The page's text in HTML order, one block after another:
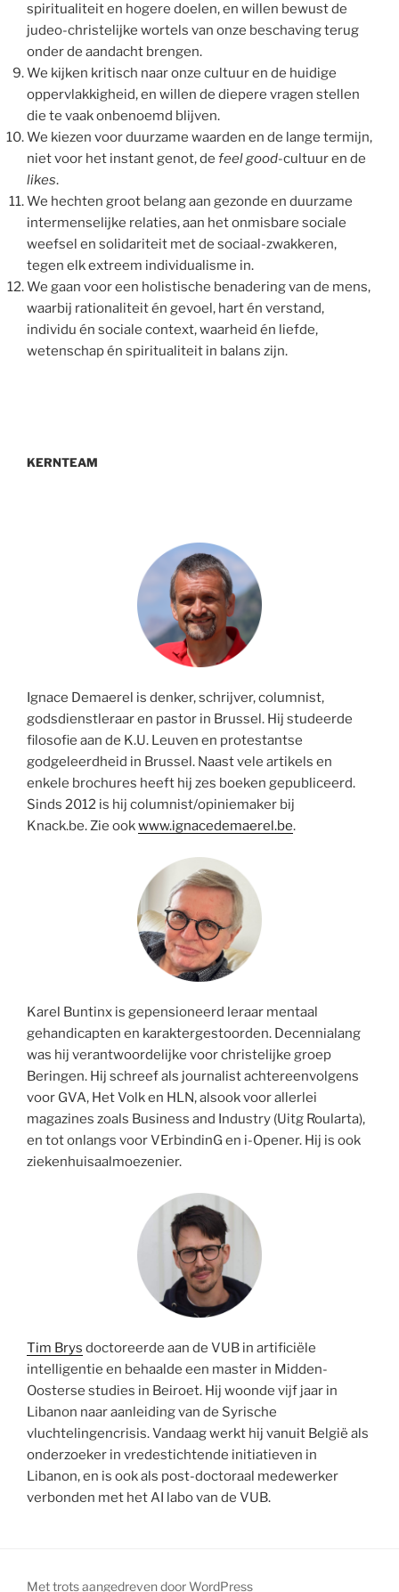
spiritualiteit en hogere doelen, en willen bewust de
judeo-christelijke wortels van onze beschaving terug
onder de aandacht brengen.
We kijken kritisch naar onze cultuur en de huidige
oppervlakkigheid, en willen de diepere vragen stellen
die te vaak onbenoemd blijven.
We kiezen voor duurzame waarden en de lange termijn,
niet voor het instant genot, de feel good-cultuur en de
likes.
We hechten groot belang aan gezonde en duurzame
intermenselijke relaties, aan het onmisbare sociale
weefsel en solidariteit met de sociaal-zwakkeren,
tegen elk extreem individualisme in.
We gaan voor een holistische benadering van de mens,
waarbij rationaliteit én gevoel, hart én verstand,
individu én sociale context, waarheid én liefde,
wetenschap én spiritualiteit in balans zijn.
KERNTEAM
Ignace Demaerel is denker, schrijver, columnist,
godsdienstleraar en pastor in Brussel. Hij studeerde
filosofie aan de K.U. Leuven en protestantse
godgeleerdheid in Brussel. Naast vele artikels en
enkele brochures heeft hij zes boeken gepubliceerd.
Sinds 2012 is hij columnist/opiniemaker bij
Knack.be. Zie ookwww.ignacedemaerel.be.
Karel Buntinx is gepensioneerd leraar mentaal
gehandicapten en karaktergestoorden. Decennialang
was hij verantwoordelijke voor christelijke groep
Beringen. Hij schreef als journalist achtereenvolgens
voor GVA, Het Volk en HLN, alsook voor allerlei
magazines zoals Business and Industry (Uitg Roularta),
en tot onlangs voor VErbindinG en i-Opener. Hij is ook
ziekenhuisaalmoezenier.
Tim Brys doctoreerde aan de VUB in artificiële
intelligentie en behaalde een master in Midden-
Oosterse studies in Beiroet. Hij woonde vijf jaar in
Libanon naar aanleiding van de Syrische
vluchtelingencrisis. Vandaag werkt hij vanuit België als
onderzoeker in vredestichtende initiatieven in
Libanon, en is ook als post-doctoraal medewerker
verbonden met het AI labo van de VUB.
Met trots aangedreven door WordPress